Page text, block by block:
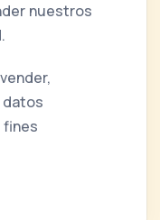
nuestros
datos
fines